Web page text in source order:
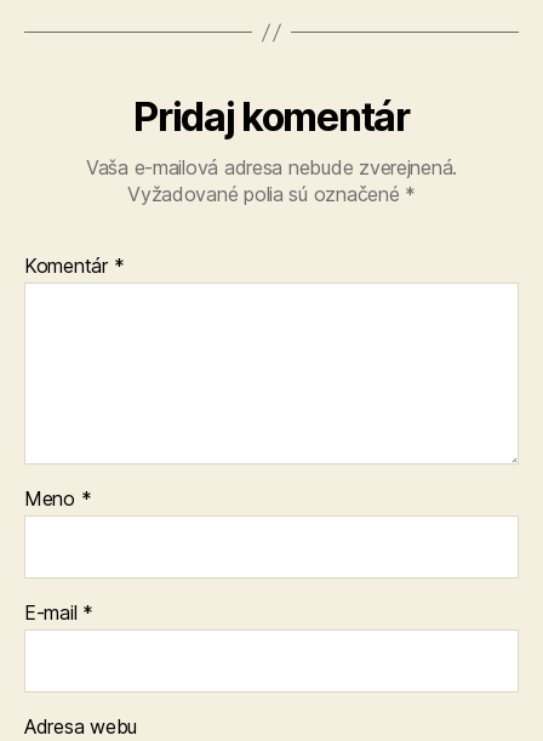
Pridaj komentár
Vaša e-mailová adresa nebude zverejnená.
Vyžadované polia sú označené *
Komentár *
Meno *
E-mail *
Adresa webu